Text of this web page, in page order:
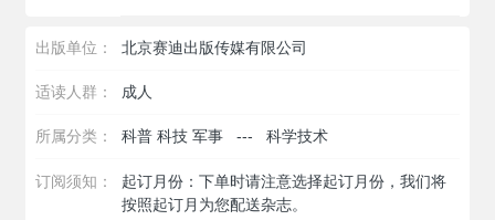
出版单位： 北京赛迪出版传媒有限公司
适读人群： 成人
所属分类： 科普 科技 军事 ---科学技术
订阅须知：
起订月份：下单时请注意选择起订月份，我们将
按照起订月为您配送杂志。